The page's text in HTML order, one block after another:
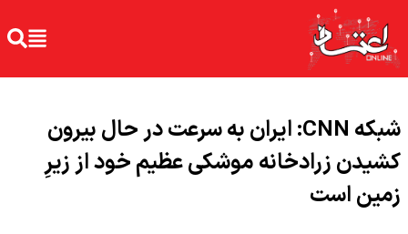
شبکه CNN: ایران به سرعت در حال بیرون
کشیدن زرادخانه موشکی عظیم خود از زیرِ
زمین است